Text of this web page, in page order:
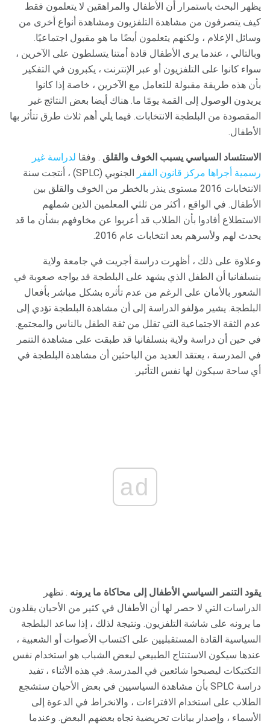
يظهر البحث باستمرار أن الأطفال والمراهقين لا يتعلمون فقط
كيف يتصرفون من مشاهدة التلفزيون ومشاهدة أنواع أخرى من
وسائل الإعلام ، ولكنهم يتعلمون أيضًا ما هو مقبول اجتماعيًا.
وبالتالي ، عندما يرى الأطفال قادة أمتنا يتسلطون على الآخرين ،
سواء كانوا على التلفزيون أو عبر الإنترنت ، يكبرون في التفكير
بأن هذه طريقة مقبولة للتعامل مع الآخرين ، خاصة إذا كانوا
يريدون الوصول إلى القمة يومًا ما. هناك أيضا بعض النتائج غير
المقصودة من البلطجة الانتخابات. فيما يلي أهم ثلاث طرق تتأثر بها
الأطفال.
الاستئساد السياسي يسبب الخوف والقلق . وفقا لدراسة غير
رسمية أجراها مركز قانون الفقر
الجنوبي (SPLC) ، أنتجت سنة
الانتخابات 2016 مستوى ينذر بالخطر من الخوف والقلق بين
الأطفال. في الواقع ، أكثر من ثلثي المعلمين الذين شملهم
الاستطلاع أفادوا بأن الطلاب قد أعربوا عن مخاوفهم بشأن ما قد
يحدث لهم ولأسرهم بعد انتخابات عام 2016.
وعلاوة على ذلك ، أظهرت دراسة أجريت في جامعة ولاية
بنسلفانيا أن الطفل الذي يشهد على البلطجة قد يواجه صعوبة في
الشعور بالأمان على الرغم من عدم تأثره بشكل مباشر بأفعال
البلطجة. يشير مؤلفو الدراسة إلى أن مشاهدة البلطجة تؤدي إلى
عدم الثقة الاجتماعية التي تقلل من ثقة الطفل بالناس والمجتمع.
في حين أن دراسة ولاية بنسلفانيا قد طبقت على مشاهدة التنمر
في المدرسة ، يعتقد العديد من الباحثين أن مشاهدة البلطجة في
أي ساحة سيكون لها نفس التأثير.
ad
يقود التنمر السياسي الأطفال إلى محاكاة ما يرونه . تظهر
الدراسات التي لا حصر لها أن الأطفال في كثير من الأحيان يقلدون
ما يرونه على شاشة التلفزيون. ونتيجة لذلك ، إذا ساعد البلطجة
السياسية القادة المستقبليين على اكتساب الأصوات أو الشعبية ،
عندها سيكون الاستنتاج الطبيعي لبعض الشباب هو استخدام نفس
التكتيكات ليصبحوا شائعين في المدرسة. في هذه الأثناء ، تفيد
دراسة SPLC بأن مشاهدة السياسيين في بعض الأحيان ستشجع
الطلاب على استخدام الافتراءات ، والانخراط في الدعوة إلى
الأسماء ، وإصدار بيانات تحريضية تجاه بعضهم البعض. وعندما